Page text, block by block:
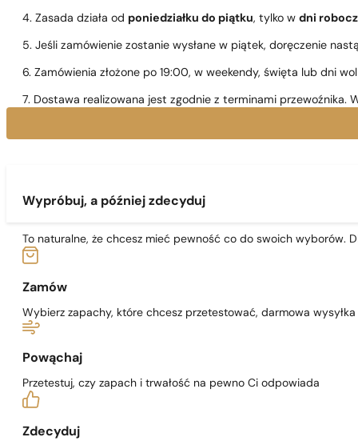
4. Zasada działa od poniedziałku do piątku, tylko w dni
5. Jeśli zamówienie zostanie wysłane w piątek, doręczenie
6. Zamówienia złożone po 19:00, w weekendy, święta lub dni
7. Dostawa realizowana jest zgodnie z terminami przewoźnika.
Wypróbuj, a później zdecyduj
To naturalne, że chcesz mieć pewność co do swoich wyborów.
Zamów
Wybierz zapachy, które chcesz przetestować, darmowa wysyłka
Powąchaj
Przetestuj, czy zapach i trwałość na pewno Ci odpowiada
Zdecyduj